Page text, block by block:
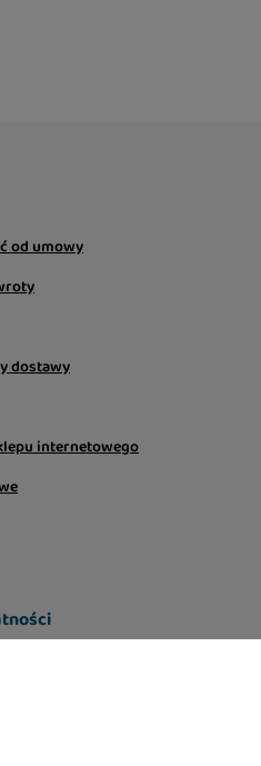
od umowy
dostawy
internetowego